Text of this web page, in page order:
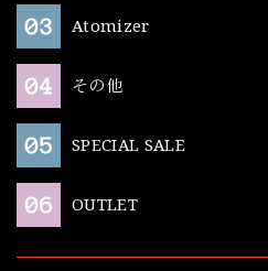
Atomizer
その他
SPECIAL SALE
OUTLET